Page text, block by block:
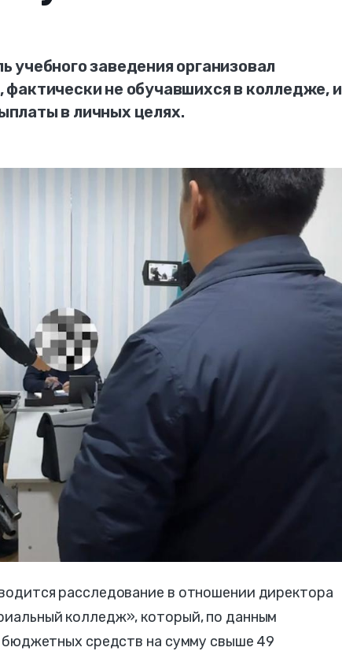
учебного заведения организовал
не обучавшихся в колледже, и
в личных целях.
расследование в отношении директора
колледж», который, по данным
средств на сумму свыше 49